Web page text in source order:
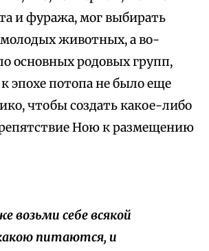
и фуража, мог выбирать
животных, а во-
основных родовых групп,
эпохе потопа не было еще
чтобы создать какое-либо
Ною к размещению
возьми себе всякой
питаются, и